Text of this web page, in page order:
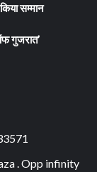
सम्मान
गुजरात’
. Opp infinity